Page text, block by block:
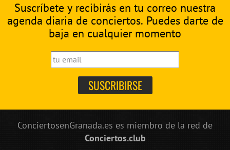
Suscríbete y recibirás en tu correo nuestra
agenda diaria de conciertos. Puedes darte de
baja en cualquier momento
ConciertosenGranada.es es miembro de la red de
Conciertos.club